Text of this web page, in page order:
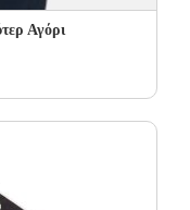
Αγόρι